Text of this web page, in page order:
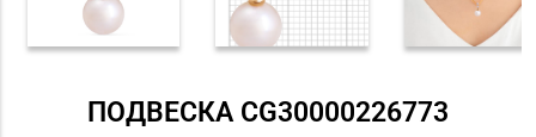
ПОДВЕСКА СG30000226773